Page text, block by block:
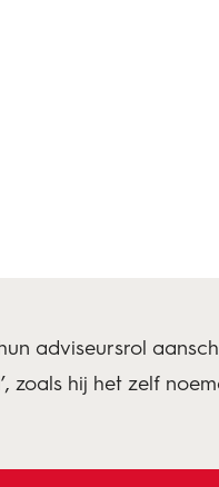
adviseursrol
zoals hij het zelf